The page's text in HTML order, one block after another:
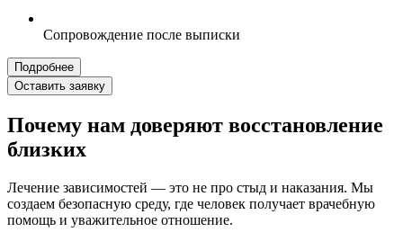
Сопровождение после выписки
Подробнее
Оставить заявку
Почему нам доверяют восстановление
близких
Лечение зависимостей — это не про стыд и наказания. Мы
создаем безопасную среду, где человек получает врачебную
помощь и уважительное отношение.